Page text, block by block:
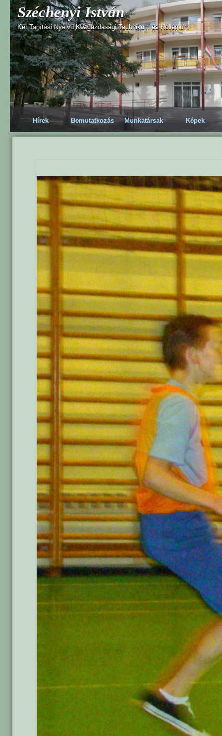
Széchenyi István
Két Tanítási Nyelvű Közgazdasági Technikum és Kollégium
Hírek Bemutatkozás Munkatársak Képek